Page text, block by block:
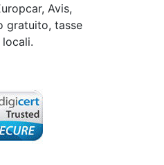
Avis,
gratuito, tasse